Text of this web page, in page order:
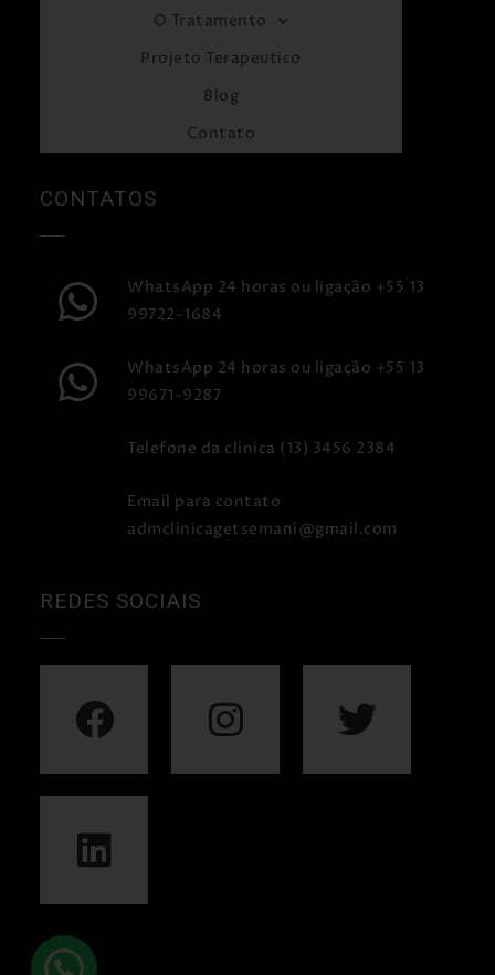
O Tratamento
Projeto Terapeutico
Blog
Contato
CONTATOS
WhatsApp 24 horas ou ligação +55 13
99722-1684
WhatsApp 24 horas ou ligação +55 13
99671-9287
Telefone da clinica (13) 3456 2384
Email para contato
admclinicagetsemani@gmail.com
REDES SOCIAIS